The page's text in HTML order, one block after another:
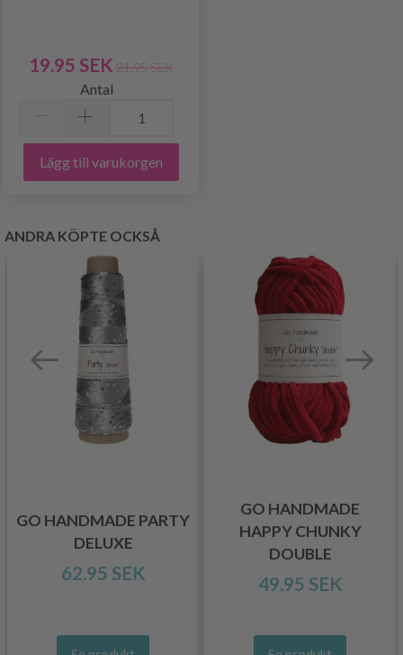
19.95 SEK 21.95 SEK
Antal
Lägg till varukorgen
ANDRA KÖPTE OCKSÅ
GO HANDMADE PARTY
DELUXE
62.95 SEK
GO HANDMADE
HAPPY CHUNKY
DOUBLE
49.95 SEK